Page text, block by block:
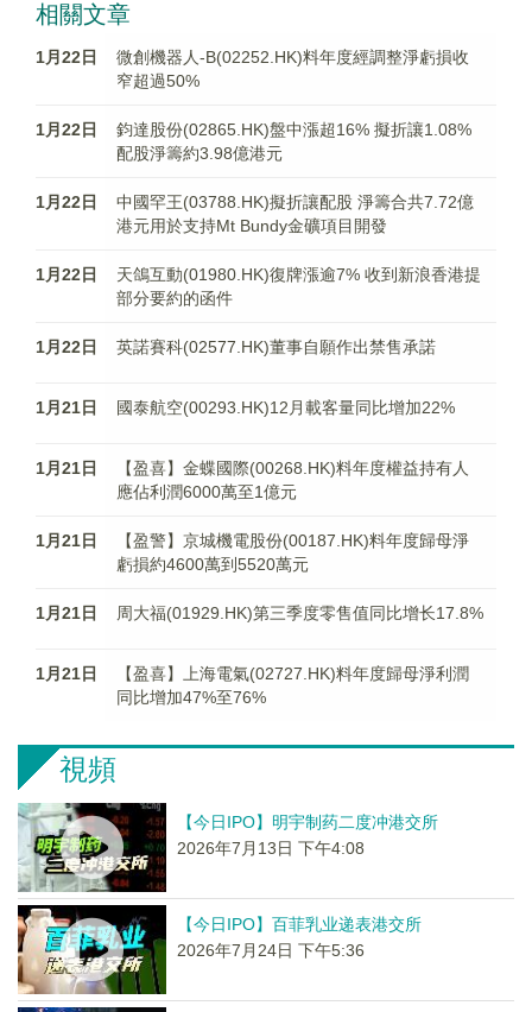
相關文章
1月22日
微創機器人-B(02252.HK)料年度經調整淨虧損收
窄超過50%
1月22日
鈞達股份(02865.HK)盤中漲超16% 擬折讓1.08%
配股淨籌約3.98億港元
1月22日
中國罕王(03788.HK)擬折讓配股 淨籌合共7.72億
港元用於支持Mt Bundy金礦項目開發
1月22日
天鴿互動(01980.HK)復牌漲逾7% 收到新浪香港提
部分要約的函件
1月22日 英諾賽科(02577.HK)董事自願作出禁售承諾
1月21日 國泰航空(00293.HK)12月載客量同比增加22%
1月21日
【盈喜】金蝶國際(00268.HK)料年度權益持有人
應佔利潤6000萬至1億元
1月21日
【盈警】京城機電股份(00187.HK)料年度歸母淨
虧損約4600萬到5520萬元
1月21日 周大福(01929.HK)第三季度零售值同比增长17.8%
1月21日
【盈喜】上海電氣(02727.HK)料年度歸母淨利潤
同比增加47%至76%
視頻
【今日IPO】明宇制药二度冲港交所
2026年7月13日 下午4:08
【今日IPO】百菲乳业递表港交所
2026年7月24日 下午5:36